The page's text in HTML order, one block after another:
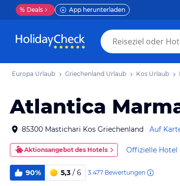
% Deals App herunterladen
Europa Urlaub Griechenland Urlaub Kos Urlaub
Atlantica
85300 Mastichari Kos Griechenland Auf
Aktionsangebot des Hotels Offizielle Hotel
90% 5,3 / 6 3.477 Bewertungen